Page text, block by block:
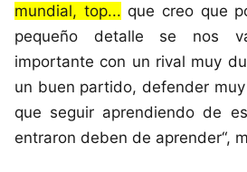
mundial, top... que creo que
pequeño detalle se nos
importante con un rival muy
un buen partido, defender
que seguir aprendiendo de
entraron deben de aprender“,